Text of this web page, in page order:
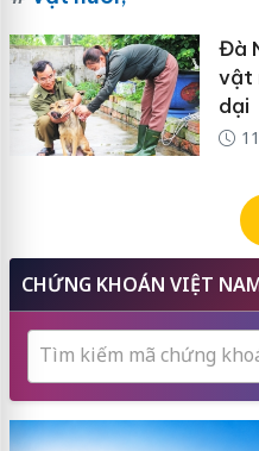
Đà
vật
dại
CHỨNG KHOÁN VIỆT
Tìm kiếm mã chứng